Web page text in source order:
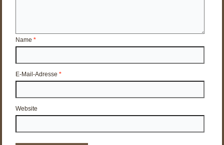
Name*
E-Mail-Adresse*
Website